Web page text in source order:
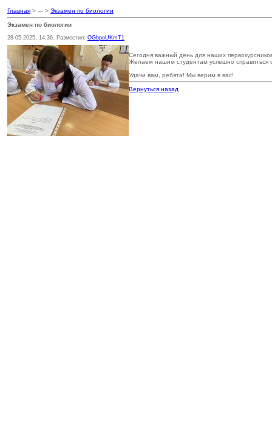
Главная > --- > Экзамен по биологии
Экзамен по биологии
28-05-2025, 14:36. Разместил: OGbpoUKmT1
Сегодня важный день для наших
Желаем нашим студентам успешно справиться
Удачи вам, ребята! Мы верим в вас!
Вернуться назад